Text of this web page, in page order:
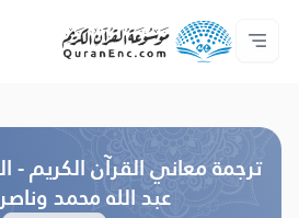
الرئيسية
فهرس التراجم
الصوتيات
خدمات المطورين - API
حول المشروع
تواصل معنا
اللغة
ترجمة معاني القرآن الكريم -
عبد الله محمد